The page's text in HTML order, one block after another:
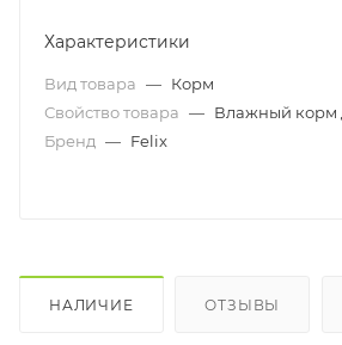
Характеристики
Вид товара — Корм
Свойство товара — Влажный корм
Бренд — Felix
НАЛИЧИЕ ОТЗЫВЫ